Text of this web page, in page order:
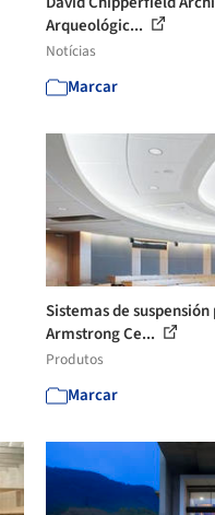
Arqueológic...
Notícias
Marcar
Sistemas de
Armstrong Ce...
Produtos
Marcar